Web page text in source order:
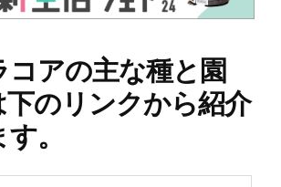
コアの主な種と園
下のリンクから紹介
。